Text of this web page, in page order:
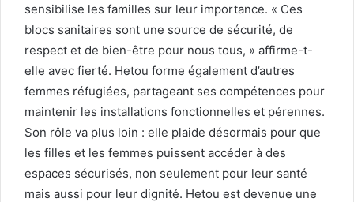
sensibilise les familles sur leur importance. « Ces
blocs sanitaires sont une source de sécurité, de
respect et de bien-être pour nous tous, » affirme-t-
elle avec fierté. Hetou forme également d’autres
femmes réfugiées, partageant ses compétences pour
maintenir les installations fonctionnelles et pérennes.
Son rôle va plus loin : elle plaide désormais pour que
les filles et les femmes puissent accéder à des
espaces sécurisés, non seulement pour leur santé
mais aussi pour leur dignité. Hetou est devenue une